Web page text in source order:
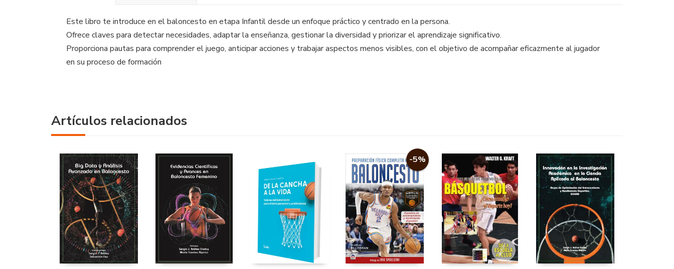
Este libro te introduce en el baloncesto en etapa Infantil desde un enfoque práctico y centrado en la persona.
Ofrece claves para detectar necesidades, adaptar la enseñanza, gestionar la diversidad y priorizar el aprendizaje significativo.
Proporciona pautas para comprender el juego, anticipar acciones y trabajar aspectos menos visibles, con el objetivo de acompañar eficazmente al jugador
en su proceso de formación
Artículos relacionados
-5%